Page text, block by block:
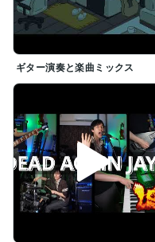
ギター演奏と楽曲ミックス